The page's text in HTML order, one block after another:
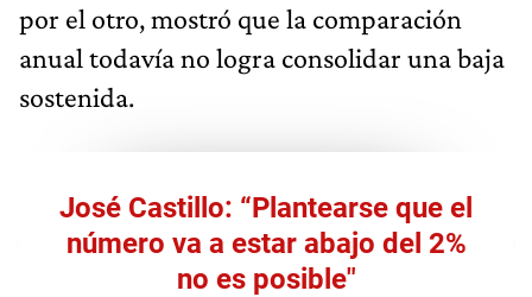
por el otro, mostró que la comparación
anual todavía no logra consolidar una baja
sostenida.
José Castillo: “Plantearse que el
número va a estar abajo del 2%
no es posible"